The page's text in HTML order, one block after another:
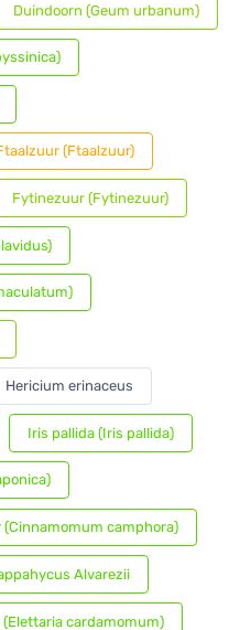
Duindoorn (Geum urbanum)
(Ftaalzuur)
Fytinezuur (Fytinezuur)
Hericium erinaceus
Iris pallida (Iris pallida)
(Cinnamomum camphora)
Alvarezii
cardamomum)